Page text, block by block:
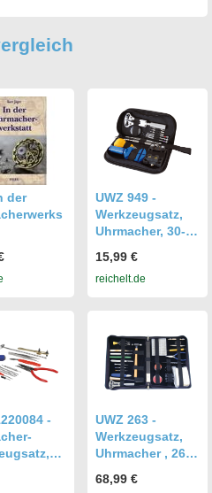
der
UWZ 949 -
Werkzeugsatz,
Uhrmacher, 30-
15,99 €
reichelt.de
-
UWZ 263 -
Werkzeugsatz,
Uhrmacher , 26-
68,99 €